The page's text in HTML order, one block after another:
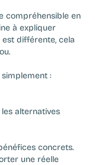
compréhensible en
à expliquer
est différente, cela
simplement :
alternatives
concrets.
une réelle